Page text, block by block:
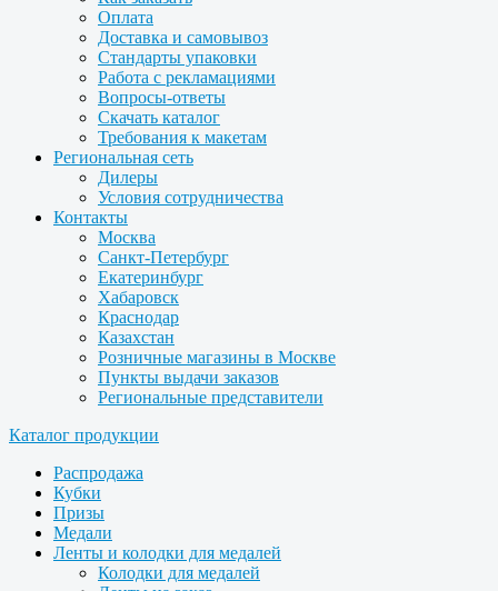
Оплата
Доставка и самовывоз
Стандарты упаковки
Работа с рекламациями
Вопросы-ответы
Скачать каталог
Требования к макетам
Региональная сеть
Дилеры
Условия сотрудничества
Контакты
Москва
Санкт-Петербург
Екатеринбург
Хабаровск
Краснодар
Казахстан
Розничные магазины в Москве
Пункты выдачи заказов
Региональные представители
Каталог продукции
Распродажа
Кубки
Призы
Медали
Ленты и колодки для медалей
Колодки для медалей